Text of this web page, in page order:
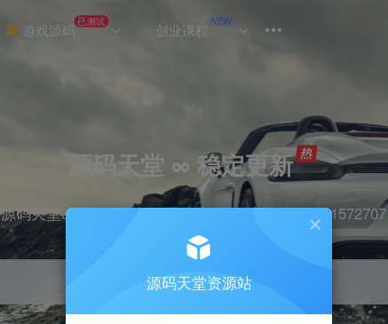
游戏源码 已测试 创业课程 NEW
源码天堂 ∞ 稳定更新
源码天堂&实战项目&365天稳定更新 站长qq：2491572707
源码天堂资源站